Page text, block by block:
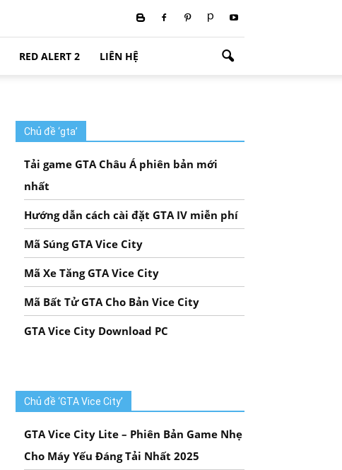
RED ALERT 2 LIÊN HỆ
Chủ đề ‘gta’
Tải game GTA Châu Á phiên bản mới
nhất
Hướng dẫn cách cài đặt GTA IV miễn phí
Mã Súng GTA Vice City
Mã Xe Tăng GTA Vice City
Mã Bất Tử GTA Cho Bản Vice City
GTA Vice City Download PC
Chủ đề ‘GTA Vice City’
GTA Vice City Lite – Phiên Bản Game Nhẹ
Cho Máy Yếu Đáng Tải Nhất 2025